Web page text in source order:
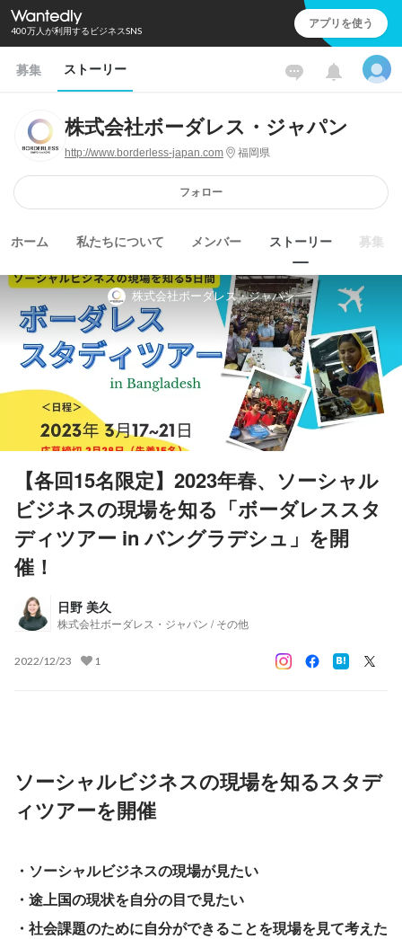
400万人が利用するビジネスSNS アプリを使う
募集 ストーリー
株式会社ボーダレス・ジャパン
http://www.borderless-japan.com 福岡県
フォロー
ホーム 私たちについて メンバー ストーリー 募集
株式会社ボーダレス・ジャパン
【各回15名限定】2023年春、ソーシャル
ビジネスの現場を知る「ボーダレススタ
ディツアー in バングラデシュ」を開
催！
日野 美久
株式会社ボーダレス・ジャパン / その他
2022/12/23 1
ソーシャルビジネスの現場を知るスタデ
ィツアーを開催
・ソーシャルビジネスの現場が見たい
・途上国の現状を自分の目で見たい
・社会課題のために自分ができることを現場を見て考えた